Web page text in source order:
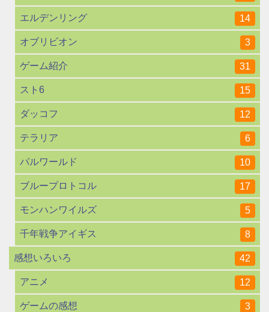
エルデンリング 14
オブリビオン 3
ゲーム紹介 31
スト6 15
ダッコフ 12
テラリア 6
パルワールド 10
ブループロトコル 17
モンハンワイルズ 5
千年戦争アイギス 8
感想いろいろ 42
アニメ 12
ゲームの感想 3